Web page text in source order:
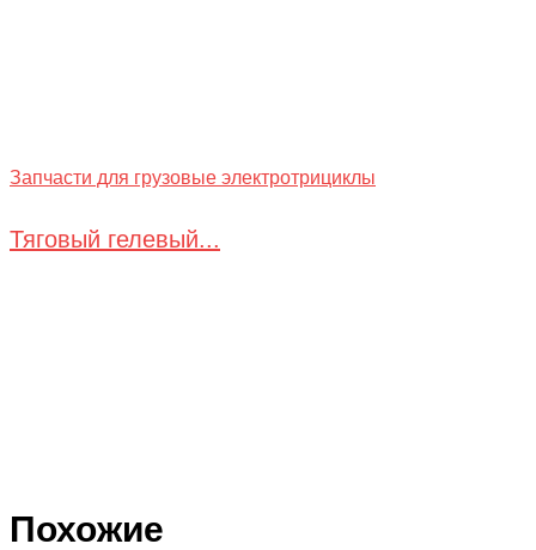
Запчасти для грузовые электротрициклы
Тяговый гелевый...
Похожие